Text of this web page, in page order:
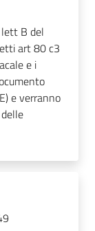
B del
art 80 c3
e i
e verranno